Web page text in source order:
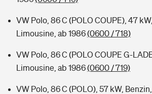
VW Polo, 86 C (POLO COUPE), 47
Limousine, ab 1986(0600 / 718)
VW Polo, 86 C (POLO COUPE G-
Limousine, ab 1986(0600 / 719)
VW Polo, 86 C (POLO), 57 kW,